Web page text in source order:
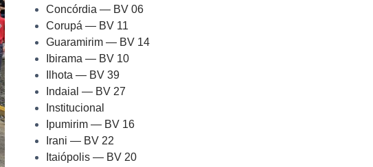
Concórdia — BV 06
Corupá — BV 11
Guaramirim — BV 14
Ibirama — BV 10
Ilhota — BV 39
Indaial — BV 27
Institucional
Ipumirim — BV 16
Irani — BV 22
Itaiópolis — BV 20